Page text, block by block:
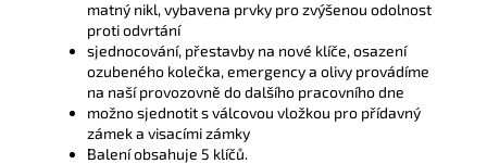
matný nikl, vybavena prvky pro zvýšenou odolnost
proti odvrtání
sjednocování, přestavby na nové klíče, osazení
ozubeného kolečka, emergency a olivy provádíme
na naší provozovně do dalšího pracovního dne
možno sjednotit s válcovou vložkou pro přídavný
zámek a visacími zámky
Balení obsahuje 5 klíčů.